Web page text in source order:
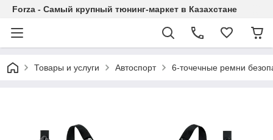
Forza - Самый крупный тюнинг-маркет в Казахстане
Товары и услуги Автоспорт 6-точечные ремни